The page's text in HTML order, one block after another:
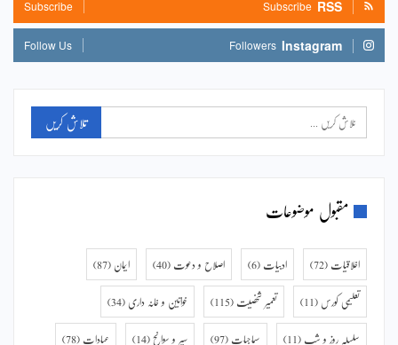
RSS
Subscribe
Subscribe
Instagram
Followers
Follow Us
مقبول موضوعات
اخلاقیات (72) ادبیات (6) اصلاح و دعوت (40) ایمان (87)
تعلیمی کورس (11) تعمیر شخصیت (115) خواتین و خانہ داری (34)
سلسلہ روز و شب (11) سماجیات (97) سیر و سوانح (14) عبادات (78)